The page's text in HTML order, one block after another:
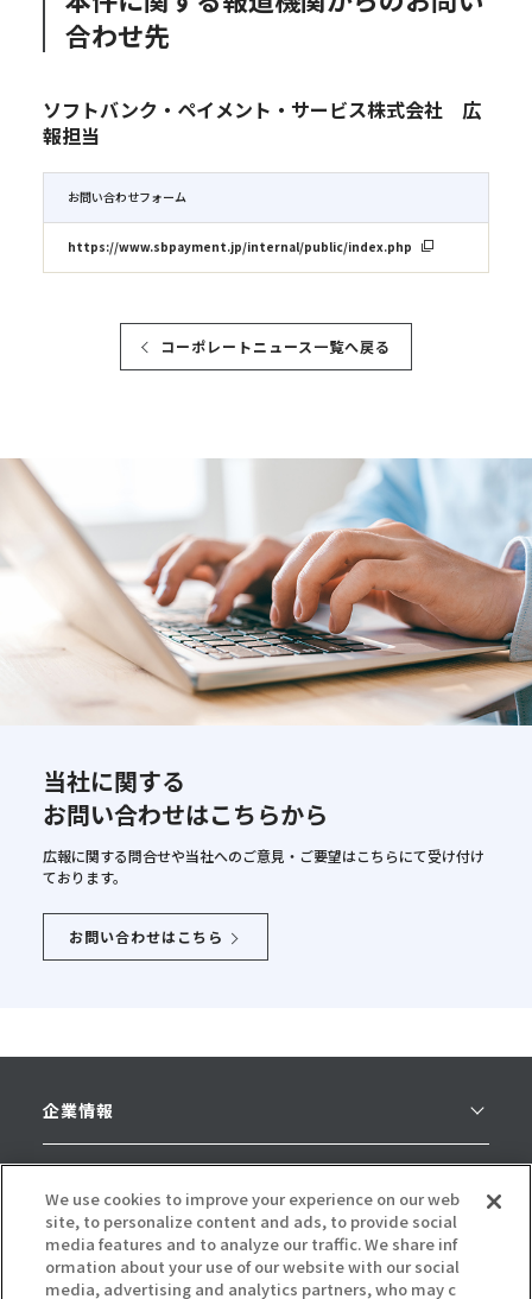
合わせ先
ソフトバンク・ペイメント・サービス株式会社 広
報担当
お問い合わせフォーム
https://www.sbpayment.jp/internal/public/index.php
コーポレートニュース一覧へ戻る
当社に関する
お問い合わせはこちらから
広報に関する問合せや当社へのご意見・ご要望はこちらにて受け付け
ております。
お問い合わせはこちら
企業情報
ニュース
We use cookies to improve your experience on our web
site, to personalize content and ads, to provide social
media features and to analyze our traffic. We share inf
ormation about your use of our website with our social
media, advertising and analytics partners, who may c